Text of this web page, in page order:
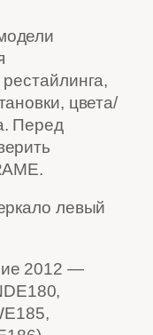
цвета/
Перед
левый
2012 —